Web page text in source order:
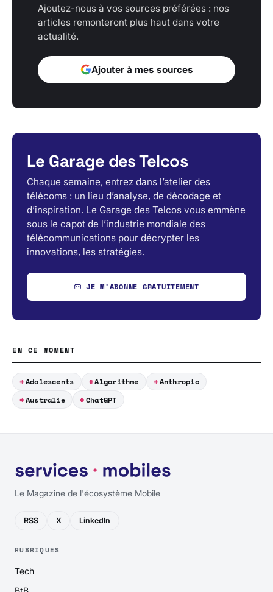
Ajoutez-nous à vos sources préférées : nos
articles remonteront plus haut dans votre
actualité.
Ajouter à mes sources
Le Garage des Telcos
Chaque semaine, entrez dans l’atelier des
télécoms : un lieu d’analyse, de décodage et
d’inspiration. Le Garage des Telcos vous emmène
sous le capot de l’industrie mondiale des
télécommunications pour décrypter les
innovations, les stratégies.
JE M'ABONNE GRATUITEMENT
EN CE MOMENT
Adolescents Algorithme
Anthropic
Australie
ChatGPT
Le Magazine de l'écosystème Mobile
RSS X LinkedIn
RUBRIQUES
Tech